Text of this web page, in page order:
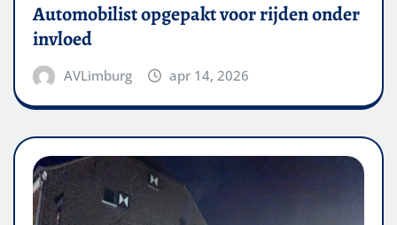
Automobilist opgepakt voor rijden onder
invloed
AVLimburg apr 14, 2026